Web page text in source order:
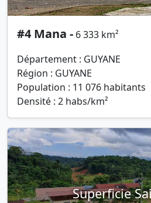
#4 Mana - 6 333 km²
Département : GUYANE
Région : GUYANE
Population : 11 076 habitants
Densité : 2 habs/km²
Superficie